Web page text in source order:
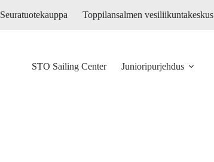
Seuratuotekauppa Toppilansalmen vesiliikuntakeskus
STO Sailing Center Junioripurjehdus